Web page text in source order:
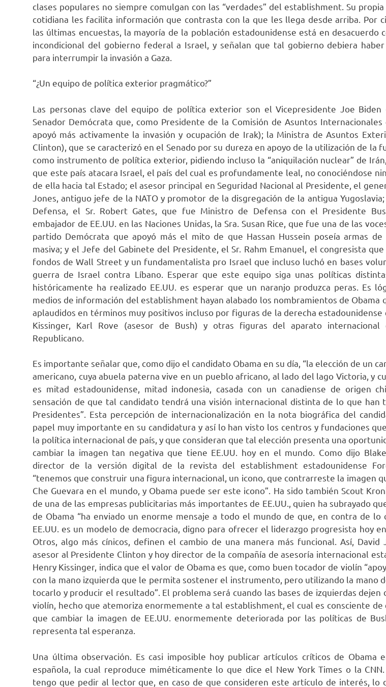
clases populares no siempre comulgan con las “verdades” del establishment. Su
cotidiana les facilita información que contrasta con la que les llega desde arriba. Por
las últimas encuestas, la mayoría de la población estadounidense está en desacuerdo
incondicional del gobierno federal a Israel, y señalan que tal gobierno debiera
para interrumpir la invasión a Gaza.
“¿Un equipo de política exterior pragmático?”
Las personas clave del equipo de política exterior son el Vicepresidente Joe
Senador Demócrata que, como Presidente de la Comisión de Asuntos Internacionales
apoyó más activamente la invasión y ocupación de Irak); la Ministra de Asuntos
Clinton), que se caracterizó en el Senado por su dureza en apoyo de la utilización de la
como instrumento de política exterior, pidiendo incluso la “aniquilación nuclear” de
que este país atacara Israel, el país del cual es profundamente leal, no conociéndose
de ella hacia tal Estado; el asesor principal en Seguridad Nacional al Presidente, el
Jones, antiguo jefe de la NATO y promotor de la disgregación de la antigua
Defensa, el Sr. Robert Gates, que fue Ministro de Defensa con el Presidente
embajador de EE.UU. en las Naciones Unidas, la Sra. Susan Rice, que fue una de las
partido Demócrata que apoyó más el mito de que Hassan Hussein poseía armas de
masiva; y el Jefe del Gabinete del Presidente, el Sr. Rahm Emanuel, el congresista
fondos de Wall Street y un fundamentalista pro Israel que incluso luchó en bases
guerra de Israel contra Líbano. Esperar que este equipo siga unas políticas
históricamente ha realizado EE.UU. es esperar que un naranjo produzca peras. Es
medios de información del establishment hayan alabado los nombramientos de Obama
aplaudidos en términos muy positivos incluso por figuras de la derecha estadounidense
Kissinger, Karl Rove (asesor de Bush) y otras figuras del aparato internacional
Republicano.
Es importante señalar que, como dijo el candidato Obama en su día, “la elección de un
americano, cuya abuela paterna vive en un pueblo africano, al lado del lago Victoria, y
es mitad estadounidense, mitad indonesia, casada con un canadiense de origen
sensación de que tal candidato tendrá una visión internacional distinta de lo que han
Presidentes”. Esta percepción de internacionalización en la nota biográfica del
papel muy importante en su candidatura y así lo han visto los centros y fundaciones
la política internacional de país, y que consideran que tal elección presenta una
cambiar la imagen tan negativa que tiene EE.UU. hoy en el mundo. Como dijo
director de la versión digital de la revista del establishment estadounidense
“tenemos que construir una figura internacional, un icono, que contrarreste la imagen
Che Guevara en el mundo, y Obama puede ser este icono”. Ha sido también Scout
de una de las empresas publicitarias más importantes de EE.UU., quien ha subrayado
de Obama “ha enviado un enorme mensaje a todo el mundo de que, en contra de lo
EE.UU. es un modelo de democracia, digno para ofrecer el liderazgo progresista hoy
Otros, algo más cínicos, definen el cambio de una manera más funcional. Así, David
asesor al Presidente Clinton y hoy director de la compañía de asesoría internacional
Henry Kissinger, indica que el valor de Obama es que, como buen tocador de violín
con la mano izquierda que le permita sostener el instrumento, pero utilizando la mano
tocarlo y producir el resultado”. El problema será cuando las bases de izquierdas dejen
violín, hecho que atemoriza enormemente a tal establishment, el cual es consciente de
que cambiar la imagen de EE.UU. enormemente deteriorada por las políticas de
representa tal esperanza.
Una última observación. Es casi imposible hoy publicar artículos críticos de Obama
española, la cual reproduce miméticamente lo que dice el New York Times o la
tengo que pedir al lector que, en caso de que consideren este artículo de interés, lo